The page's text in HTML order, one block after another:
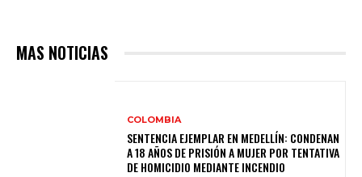
MAS NOTICIAS
COLOMBIA
SENTENCIA EJEMPLAR EN MEDELLÍN: CONDENAN
A 18 AÑOS DE PRISIÓN A MUJER POR TENTATIVA
DE HOMICIDIO MEDIANTE INCENDIO